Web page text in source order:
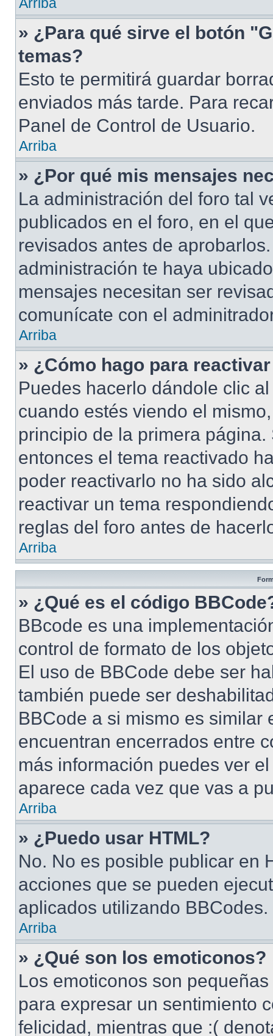
» ¿Para qué sirve el botón
temas?
Esto te permitirá guardar
enviados más tarde. Para
Panel de Control de Usuario.
Arriba
» ¿Por qué mis mensajes
La administración del foro tal
publicados en el foro, en el
revisados antes de
administración te haya
mensajes necesitan ser
comunícate con el
Arriba
» ¿Cómo hago para
Puedes hacerlo dándole clic
cuando estés viendo el
principio de la primera
entonces el tema reactivado
poder reactivarlo no ha sido
reactivar un tema
reglas del foro antes de
Arriba
» ¿Qué es el código
BBcode es una
control de formato de los
El uso de BBCode debe ser
también puede ser
BBCode a si mismo es similar
encuentran encerrados entre
más información puedes ver
aparece cada vez que vas a
Arriba
» ¿Puedo usar HTML?
No. No es posible publicar en
acciones que se pueden
aplicados utilizando BBCodes.
Arriba
» ¿Qué son los emoticonos?
Los emoticonos son
para expresar un sentimiento
felicidad, mientras que :(